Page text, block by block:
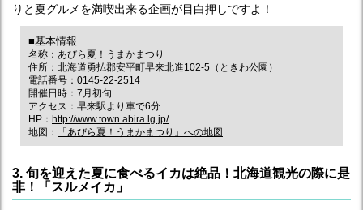
りと夏グルメを満喫出来る企画が目白押しですよ！
■基本情報
名称：あびら夏！うまかまつり
住所：北海道勇払郡安平町早来北進102-5（ときわ公園）
電話番号：0145-22-2514
開催日時：7月初旬
アクセス：早来駅より車で6分
HP： http://www.town.abira.lg.jp/
地図：
「あびら夏！うまかまつり」への地図
3. 旬を迎えた夏に食べるイカは絶品！北海道観光の際に是
非！「スルメイカ」